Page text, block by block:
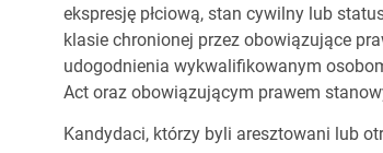
ekspresję płciową, stan cywilny lub
klasie chronionej przez obowiązujące
udogodnienia wykwalifikowanym
Act oraz obowiązującym prawem
Kandydaci, którzy byli aresztowani lub